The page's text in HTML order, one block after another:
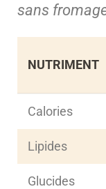
sans
NUTRIMENT
Calories
Lipides
Glucides